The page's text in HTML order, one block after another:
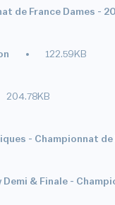
de France Dames -
122.59KB
204.78KB
- Championnat de
& Finale -